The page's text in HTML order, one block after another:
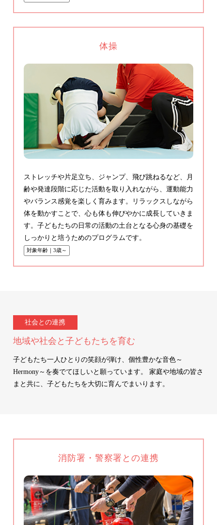
体操
ストレッチや片足立ち、ジャンプ、飛び跳ねるなど、月
齢や発達段階に応じた活動を取り入れながら、運動能力
やバランス感覚を楽しく育みます。リラックスしながら
体を動かすことで、心も体も伸びやかに成長していきま
す。子どもたちの日常の活動の土台となる心身の基礎を
しっかりと培うためのプログラムです。
対象年齢｜3歳～
社会との連携
地域や社会と子どもたちを育む
子どもたち一人ひとりの笑顔が弾け、個性豊かな音色～
Hermony～を奏でてほしいと願っています。 家庭や地域の皆さ
まと共に、子どもたちを大切に育んでまいります。
消防署・警察署との連携